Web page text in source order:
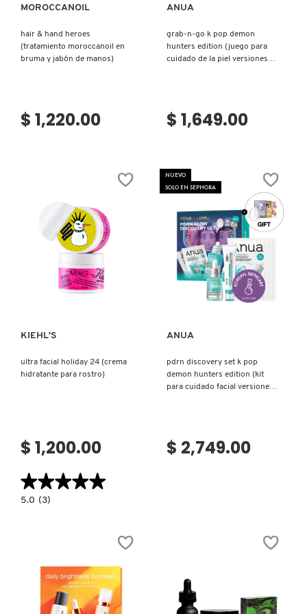
MOROCCANOIL
hair & hand heroes
(tratamiento moroccanoil en
bruma y jabón de manos)
$ 1,220.00
ANUA
grab-n-go k pop demon
hunters edition (juego para
cuidado de la piel versiones
$ 1,649.00
Ver más
KIEHL’S
ultra facial holiday 24 (crema
hidratante para rostro)
$ 1,200.00
★★★★★
★★★★★
5.0
ROSTRO)
5.0 (3)
NUEVO
SOLO EN SEPHORA
Ver más
ANUA
pdrn discovery set k pop
demon hunters edition (kit
para cuidado facial versiones
$ 2,749.00